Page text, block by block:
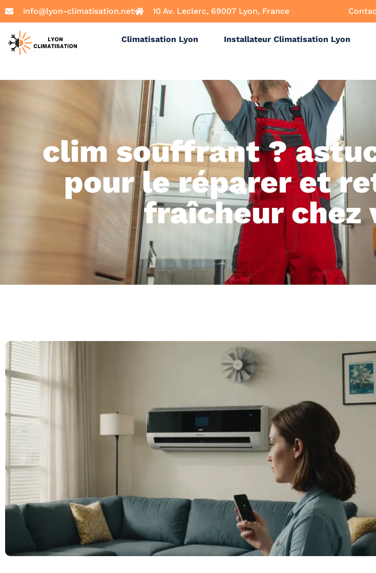
info@lyon-climatisation.net 10 Av. Leclerc, 69007 Lyon, France
Climatisation Lyon Installateur Climatisation Lyon
clim souffrant ?
pour le réparer et
fraîcheur chez